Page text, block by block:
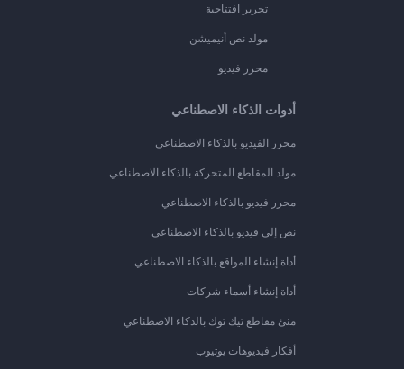
تحرير افتتاحية
مولد نص أنيميشن
محرر فيديو
أدوات الذكاء الاصطناعي
محرر الفيديو بالذكاء الاصطناعي
مولد المقاطع المتحركة بالذكاء الاصطناعي
محرر فيديو بالذكاء الاصطناعي
نص إلى فيديو بالذكاء الاصطناعي
أداة إنشاء المواقع بالذكاء الاصطناعي
أداة إنشاء أسماء شركات
منئ مقاطع تيك توك بالذكاء الاصطناعي
أفكار فيديوهات يوتيوب